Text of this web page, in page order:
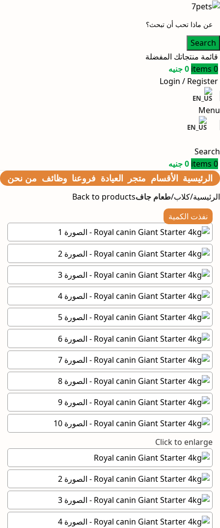
Search
قائمة منتجاتك المفضلة
0
items
0جنيه
Login / Register
Menu
Search
0
items
0جنيه
الرئيسية الأقسام متجر العيادة فروعنا وظائف من نحن
الرئيسية كلاب طعام جافBack to products
نفذت الكمية
Click to enlarge